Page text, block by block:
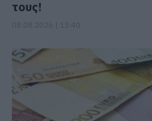
τους!